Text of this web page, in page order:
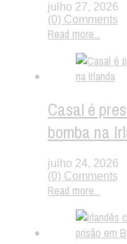
julho 27, 2026
(0) Comments
Read more...
Casal é
bomba na
julho 24, 2026
(0) Comments
Read more...